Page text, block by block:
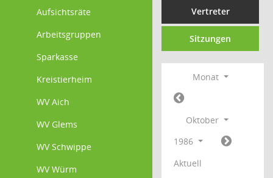
Aufsichtsräte
Arbeitsgruppen
Sparkasse
Kreistierheim
WV Aich
WV Glems
WV Schwippe
WV Würm
Vertreter
Sitzungen
Monat
Oktober
1986
Aktuell